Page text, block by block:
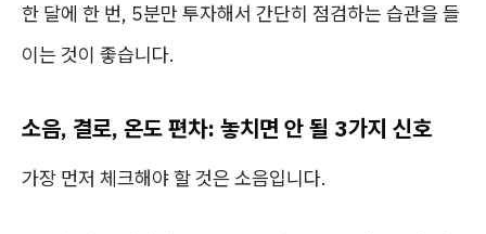
한 달에 한 번, 5분만 투자해서 간단히 점검하는 습관을 들
이는 것이 좋습니다.
소음, 결로, 온도 편차: 놓치면 안 될 3가지 신호
가장 먼저 체크해야 할 것은 소음입니다.